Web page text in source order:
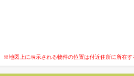
※地図上に表示される物件の位置は付近住所に所在